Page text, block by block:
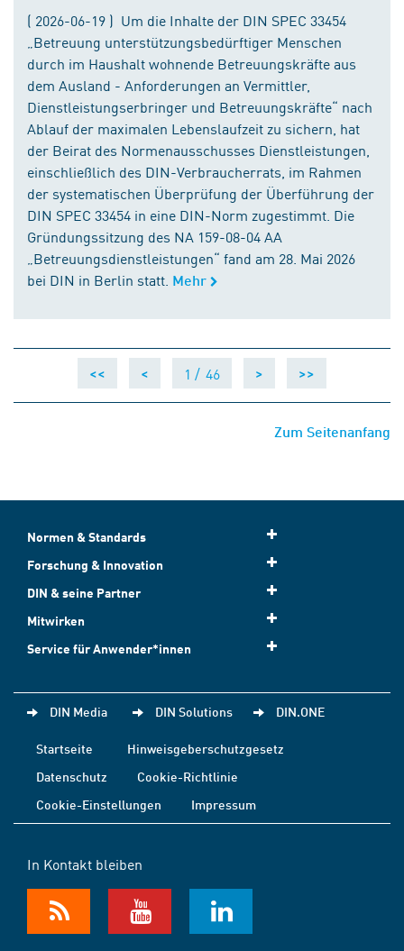
( 2026-06-19 ) Um die Inhalte der DIN SPEC 33454
„Betreuung unterstützungsbedürftiger Menschen
durch im Haushalt wohnende Betreuungskräfte aus
dem Ausland - Anforderungen an Vermittler,
Dienstleistungserbringer und Betreuungskräfte“ nach
Ablauf der maximalen Lebenslaufzeit zu sichern, hat
der Beirat des Normenausschusses Dienstleistungen,
einschließlich des DIN-Verbraucherrats, im Rahmen
der systematischen Überprüfung der Überführung der
DIN SPEC 33454 in eine DIN-Norm zugestimmt. Die
Gründungssitzung des NA 159-08-04 AA
„Betreuungsdienstleistungen“ fand am 28. Mai 2026
bei DIN in Berlin statt. Mehr
<< < 1 / 46 > >>
Zum Seitenanfang
Normen & Standards
Forschung & Innovation
DIN & seine Partner
Mitwirken
Service für Anwender*innen
DIN Media DIN Solutions DIN.ONE
Startseite
Hinweisgeberschutzgesetz
Datenschutz
Cookie-Richtlinie
Cookie-Einstellungen
Impressum
In Kontakt bleiben